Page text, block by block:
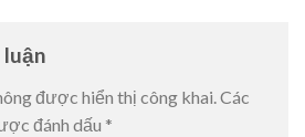
được hiển thị công khai. Các
đánh dấu *